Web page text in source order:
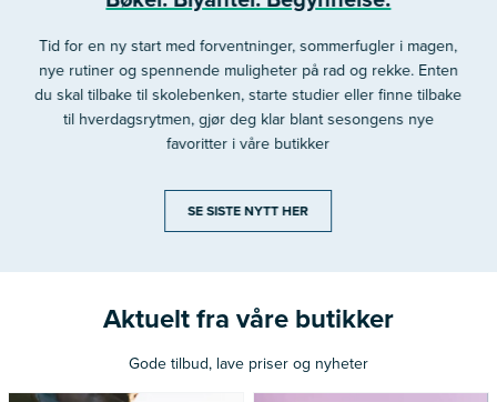
Tid for en ny start med forventninger, sommerfugler i magen,
nye rutiner og spennende muligheter på rad og rekke. Enten
du skal tilbake til skolebenken, starte studier eller finne tilbake
til hverdagsrytmen, gjør deg klar blant sesongens nye
favoritter i våre butikker
SE SISTE NYTT HER
Aktuelt fra våre butikker
Gode tilbud, lave priser og nyheter